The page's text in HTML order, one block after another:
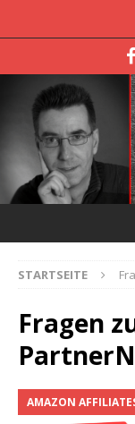
STARTSEITE
Fragen
AMAZON